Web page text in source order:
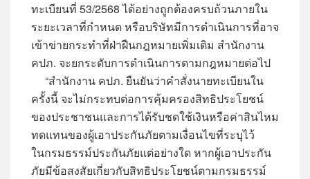
ทะเบียนที่ 53/2568 ได้อย่างถูกต้องครบถ้วนภายใน
ระยะเวลาที่กำหนด หรือบริษัทมีการดำเนินการที่อาจ
เข้าข่ายกระทำที่ฝ่าฝืนกฎหมายเพิ่มเติม สำนักงาน
คปภ. จะยกระดับการดำเนินการตามกฎหมายต่อไป
“สำนักงาน คปภ. ยืนยันว่าคำสั่งนายทะเบียนใน
ครั้งนี้ จะไม่กระทบต่อการคุ้มครองสิทธิประโยชน์
ของประชาชนและการได้รับชดใช้เงินหรือค่าสินไหม
ทดแทนของผู้เอาประกันภัยตามเงื่อนไขที่ระบุไว้
ในกรมธรรม์ประกันภัยแต่อย่างใด หากผู้เอาประกัน
ภัยมีข้อสงสัยเกี่ยวกับสิทธิประโยชน์ตามกรมธรรม์